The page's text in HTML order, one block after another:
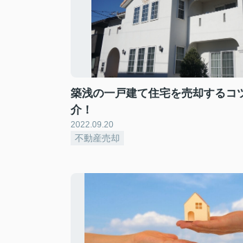
築浅の一戸建て住宅を売却するコ
介！
2022.09.20
不動産売却